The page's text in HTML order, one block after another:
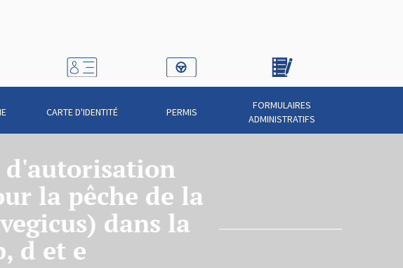
CARTE D'IDENTITÉ PERMIS
FORMULAIRES
ADMINISTRATIFS
d'autorisation
la pêche de la
dans la
d et e